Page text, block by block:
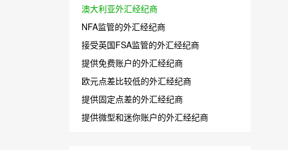
澳大利亚外汇经纪商
NFA监管的外汇经纪商
接受英国FSA监管的外汇经纪商
提供免费账户的外汇经纪商
欧元点差比较低的外汇经纪商
提供固定点差的外汇经纪商
提供微型和迷你账户的外汇经纪商